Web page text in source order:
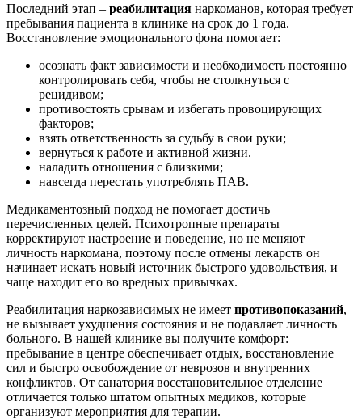
Последний этап – реабилитация наркоманов, которая требует
пребывания пациента в клинике на срок до 1 года.
Восстановление эмоционального фона помогает:
осознать факт зависимости и необходимость постоянно
контролировать себя, чтобы не столкнуться с
рецидивом;
противостоять срывам и избегать провоцирующих
факторов;
взять ответственность за судьбу в свои руки;
вернуться к работе и активной жизни.
наладить отношения с близкими;
навсегда перестать употреблять ПАВ.
Медикаментозный подход не помогает достичь
перечисленных целей. Психотропные препараты
корректируют настроение и поведение, но не меняют
личность наркомана, поэтому после отмены лекарств он
начинает искать новый источник быстрого удовольствия, и
чаще находит его во вредных привычках.
Реабилитация наркозависимых не имеет противопоказаний,
не вызывает ухудшения состояния и не подавляет личность
больного. В нашей клинике вы получите комфорт:
пребывание в центре обеспечивает отдых, восстановление
сил и быстро освобождение от неврозов и внутренних
конфликтов. От санатория восстановительное отделение
отличается только штатом опытных медиков, которые
организуют мероприятия для терапии.